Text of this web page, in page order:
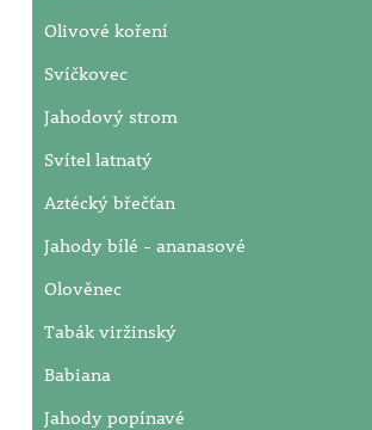
Olivové koření
Svíčkovec
Jahodový strom
Svítel latnatý
Aztécký břečťan
Jahody bílé - ananasové
Olověnec
Tabák viržinský
Babiana
Jahody popínavé